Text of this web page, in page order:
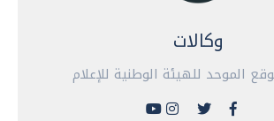
وكالات
الموحد للهيئة الوطنية للإعلام